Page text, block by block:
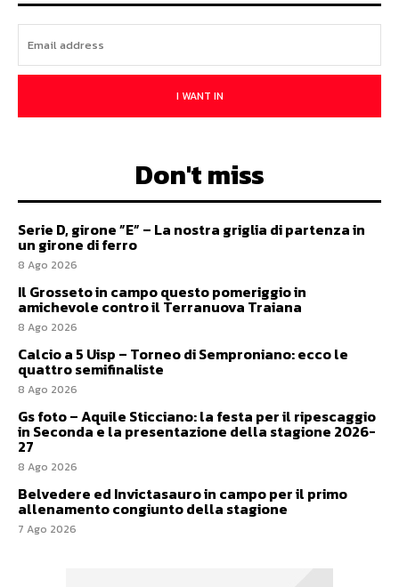
I WANT IN
Don't miss
Serie D, girone ”E” – La nostra griglia di partenza in
un girone di ferro
8 Ago 2026
Il Grosseto in campo questo pomeriggio in
amichevole contro il Terranuova Traiana
8 Ago 2026
Calcio a 5 Uisp – Torneo di Semproniano: ecco le
quattro semifinaliste
8 Ago 2026
Gs foto – Aquile Sticciano: la festa per il ripescaggio
in Seconda e la presentazione della stagione 2026-
27
8 Ago 2026
Belvedere ed Invictasauro in campo per il primo
allenamento congiunto della stagione
7 Ago 2026